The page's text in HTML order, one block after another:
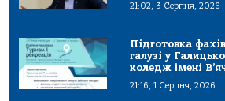
21:02, 3 Серпня, 2026
Підготовка
галузі у
коледж імені
21:16, 1 Серпня, 2026